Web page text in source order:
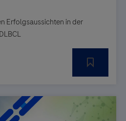
Erfolgsaussichten in der